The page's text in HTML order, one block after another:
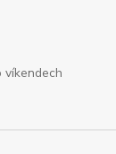
víkendech